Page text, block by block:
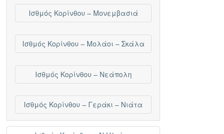
Ισθμός Κορίνθου – Μονεμβασιά
Ισθμός Κορίνθου – Μολάοι – Σκάλα
Ισθμός Κορίνθου – Νεάπολη
Ισθμός Κορίνθου – Γεράκι – Νιάτα